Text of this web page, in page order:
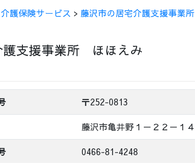
介護保険サービス > 藤沢市の居宅介護支援事業所
護支援事業所 ほほえみ
〒252-0813
藤沢市亀井野１－２２－１４
0466-81-4248